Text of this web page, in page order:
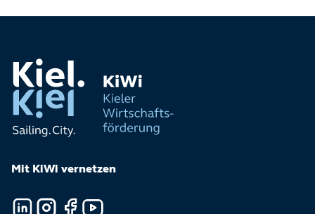
Mit KiWi vernetzen